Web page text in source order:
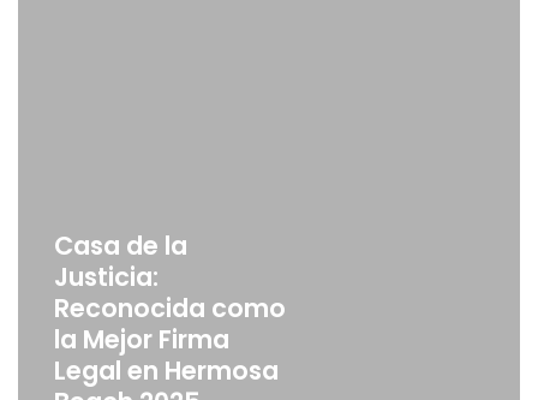
Casa de la
Justicia:
Reconocida como
la Mejor Firma
Legal en Hermosa